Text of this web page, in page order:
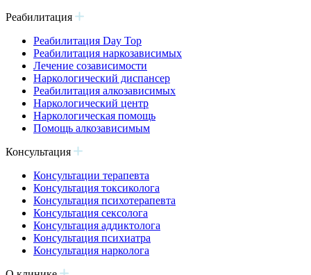
Реабилитация
Реабилитация Day Top
Реабилитация наркозависимых
Лечение созависимости
Наркологический диспансер
Реабилитация алкозависимых
Наркологический центр
Наркологическая помощь
Помощь алкозависимым
Консультация
Консультации терапевта
Консультация токсиколога
Консультация психотерапевта
Консультация сексолога
Консультация аддиктолога
Консультация психиатра
Консультация нарколога